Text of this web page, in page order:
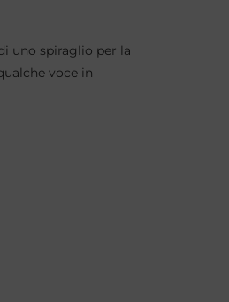
uno spiraglio per la
voce in